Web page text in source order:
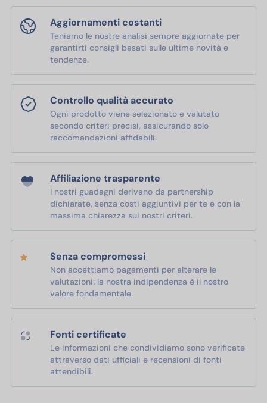
Aggiornamenti costanti
Teniamo le nostre analisi sempre aggiornate per
garantirti consigli basati sulle ultime novità e
tendenze.
Controllo qualità accurato
Ogni prodotto viene selezionato e valutato
secondo criteri precisi, assicurando solo
raccomandazioni affidabili.
Affiliazione trasparente
I nostri guadagni derivano da partnership
dichiarate, senza costi aggiuntivi per te e con la
massima chiarezza sui nostri criteri.
Senza compromessi
Non accettiamo pagamenti per alterare le
valutazioni: la nostra indipendenza è il nostro
valore fondamentale.
Fonti certificate
Le informazioni che condividiamo sono verificate
attraverso dati ufficiali e recensioni di fonti
attendibili.